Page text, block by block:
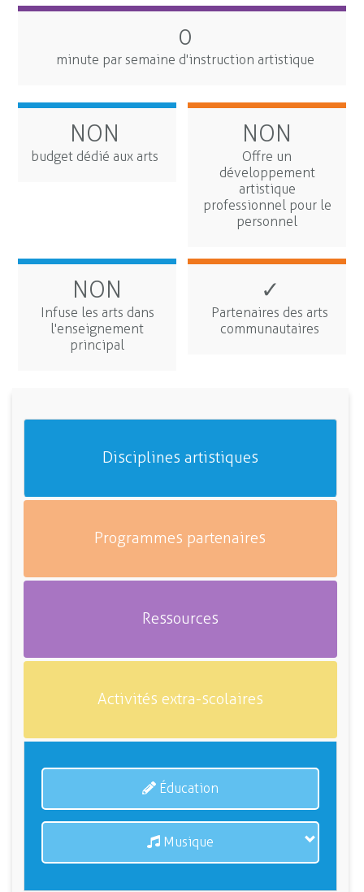
0
minute par semaine d'instruction artistique
NON
budget dédié aux arts
NON
Offre un
développement
artistique
professionnel pour le
personnel
NON
Infuse les arts dans
l'enseignement
principal
✓
Partenaires des arts
communautaires
Disciplines artistiques
Programmes partenaires
Ressources
Activités extra-scolaires
Éducation
Musique